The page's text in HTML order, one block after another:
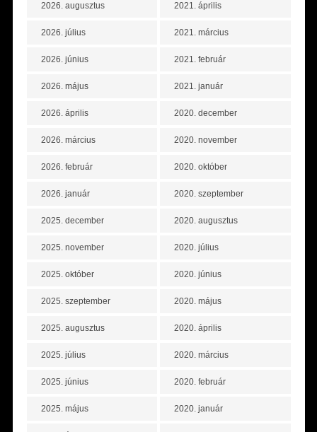
2026. augusztus
2026. július
2026. június
2026. május
2026. április
2026. március
2026. február
2026. január
2025. december
2025. november
2025. október
2025. szeptember
2025. augusztus
2025. július
2025. június
2025. május
2021. április
2021. március
2021. február
2021. január
2020. december
2020. november
2020. október
2020. szeptember
2020. augusztus
2020. július
2020. június
2020. május
2020. április
2020. március
2020. február
2020. január